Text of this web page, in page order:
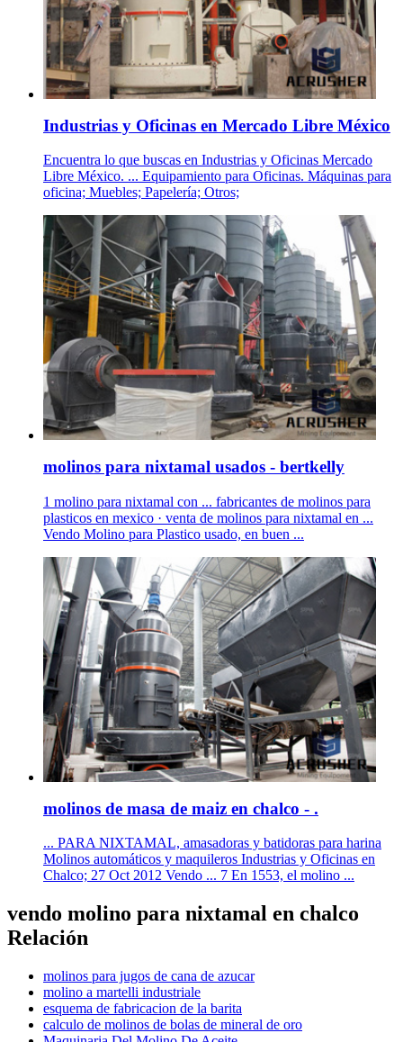
Industrias y Oficinas en Mercado Libre México
Encuentra lo que buscas en Industrias y Oficinas Mercado
Libre México. ... Equipamiento para Oficinas. Máquinas para
oficina; Muebles; Papelería; Otros;
molinos para nixtamal usados - bertkelly
1 molino para nixtamal con ... fabricantes de molinos para
plasticos en mexico · venta de molinos para nixtamal en ...
Vendo Molino para Plastico usado, en buen ...
molinos de masa de maiz en chalco - .
... PARA NIXTAMAL, amasadoras y batidoras para harina
Molinos automáticos y maquileros Industrias y Oficinas en
Chalco; 27 Oct 2012 Vendo ... 7 En 1553, el molino ...
vendo molino para nixtamal en chalco
Relación
molinos para jugos de cana de azucar
molino a martelli industriale
esquema de fabricacion de la barita
calculo de molinos de bolas de mineral de oro